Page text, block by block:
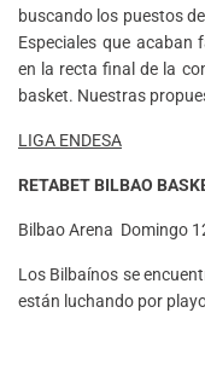
buscando los puestos
Especiales que acaban
en la recta final de la
basket. Nuestras
LIGA ENDESA
RETABET BILBAO
Bilbao Arena Domingo
Los Bilbaínos se
están luchando por